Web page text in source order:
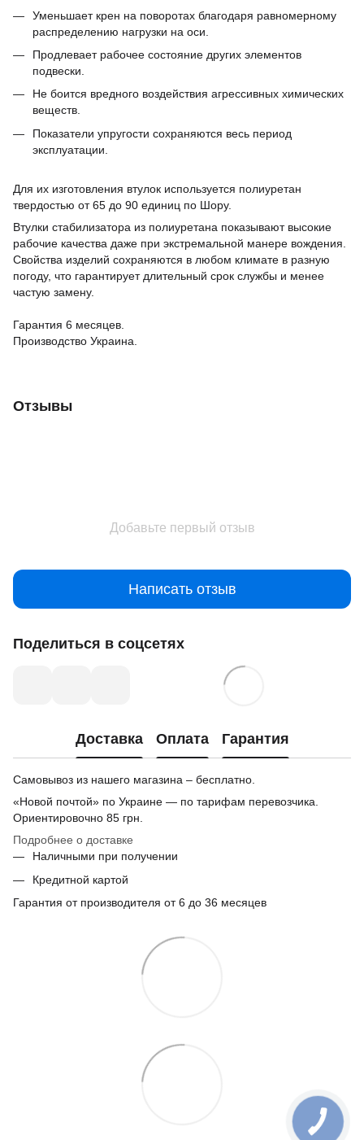
Уменьшает крен на поворотах благодаря равномерному
распределению нагрузки на оси.
Продлевает рабочее состояние других элементов
подвески.
Не боится вредного воздействия агрессивных химических
веществ.
Показатели упругости сохраняются весь период
эксплуатации.
Для их изготовления втулок используется полиуретан
твердостью от 65 до 90 единиц по Шору.
Втулки стабилизатора из полиуретана показывают высокие
рабочие качества даже при экстремальной манере вождения.
Свойства изделий сохраняются в любом климате в разную
погоду, что гарантирует длительный срок службы и менее
частую замену.
Гарантия 6 месяцев.
Производство Украина.
Отзывы
Добавьте первый отзыв
Написать отзыв
Поделиться в соцсетях
Доставка Оплата Гарантия
Самовывоз из нашего магазина – бесплатно.
«Новой почтой» по Украине — по тарифам перевозчика.
Ориентировочно 85 грн.
Подробнее о доставке
Наличными при получении
Кредитной картой
Гарантия от производителя от 6 до 36 месяцев